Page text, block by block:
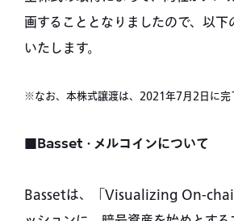
画することとなりましたので、以下
いたします。
※なお、本株式譲渡は、2021年7月2日に完
■Basset・メルコインについて
Bassetは、「Visualizing On-